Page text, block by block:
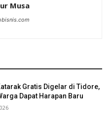
Musa
Gratis Digelar di Tidore,
Dapat Harapan Baru